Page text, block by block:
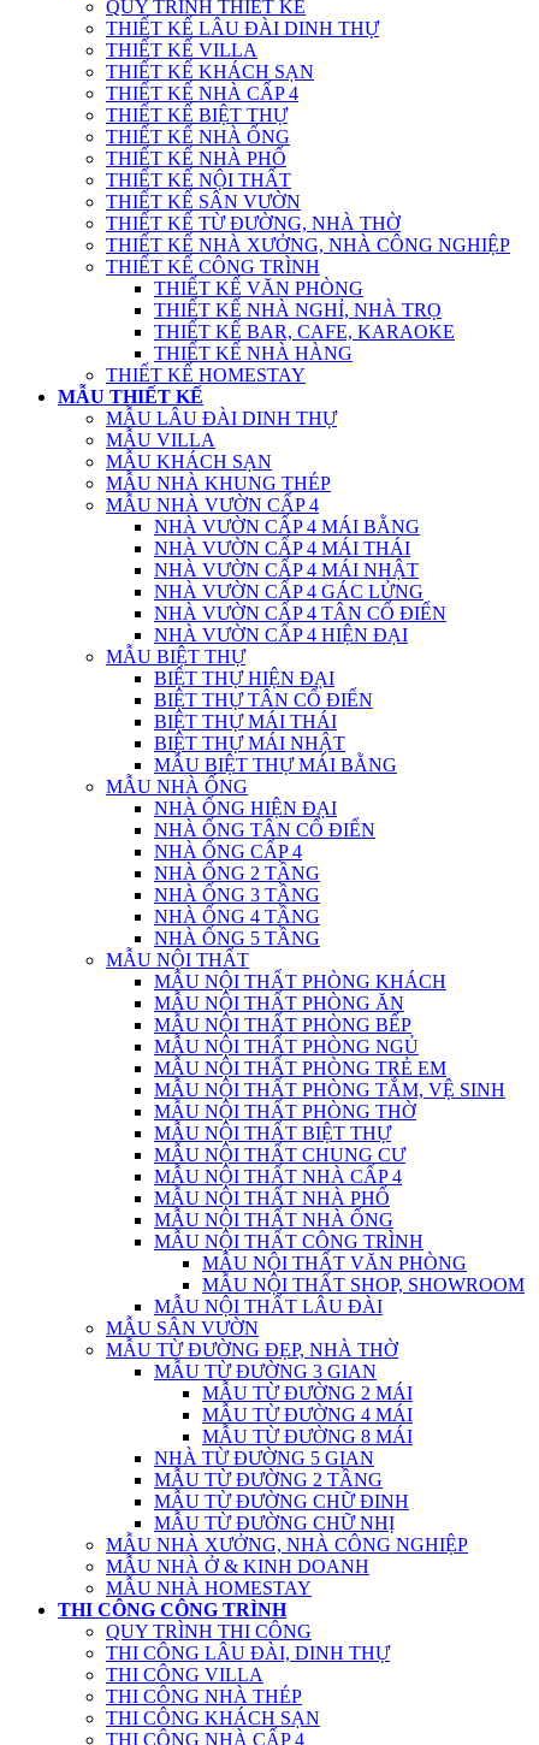
QUY TRÌNH THIẾT KẾ
THIẾT KẾ LÂU ĐÀI DINH THỰ
THIẾT KẾ VILLA
THIẾT KẾ KHÁCH SẠN
THIẾT KẾ NHÀ CẤP 4
THIẾT KẾ BIỆT THỰ
THIẾT KẾ NHÀ ỐNG
THIẾT KẾ NHÀ PHỐ
THIẾT KẾ NỘI THẤT
THIẾT KẾ SÂN VƯỜN
THIẾT KẾ TỪ ĐƯỜNG, NHÀ THỜ
THIẾT KẾ NHÀ XƯỞNG, NHÀ CÔNG NGHIỆP
THIẾT KẾ CÔNG TRÌNH
THIẾT KẾ VĂN PHÒNG
THIẾT KẾ NHÀ NGHỈ, NHÀ TRỌ
THIẾT KẾ BAR, CAFE, KARAOKE
THIẾT KẾ NHÀ HÀNG
THIẾT KẾ HOMESTAY
MẪU THIẾT KẾ
MẪU LÂU ĐÀI DINH THỰ
MẪU VILLA
MẪU KHÁCH SẠN
MẪU NHÀ KHUNG THÉP
MẪU NHÀ VƯỜN CẤP 4
NHÀ VƯỜN CẤP 4 MÁI BẰNG
NHÀ VƯỜN CẤP 4 MÁI THÁI
NHÀ VƯỜN CẤP 4 MÁI NHẬT
NHÀ VƯỜN CẤP 4 GÁC LỬNG
NHÀ VƯỜN CẤP 4 TÂN CỔ ĐIỂN
NHÀ VƯỜN CẤP 4 HIỆN ĐẠI
MẪU BIỆT THỰ
BIỆT THỰ HIỆN ĐẠI
BIỆT THỰ TÂN CỔ ĐIỂN
BIỆT THỰ MÁI THÁI
BIỆT THỰ MÁI NHẬT
MẪU BIỆT THỰ MÁI BẰNG
MẪU NHÀ ỐNG
NHÀ ỐNG HIỆN ĐẠI
NHÀ ỐNG TÂN CỔ ĐIỂN
NHÀ ỐNG CẤP 4
NHÀ ỐNG 2 TẦNG
NHÀ ỐNG 3 TẦNG
NHÀ ỐNG 4 TẦNG
NHÀ ỐNG 5 TẦNG
MẪU NỘI THẤT
MẪU NỘI THẤT PHÒNG KHÁCH
MẪU NỘI THẤT PHÒNG ĂN
MẪU NỘI THẤT PHÒNG BẾP
MẪU NỘI THẤT PHÒNG NGỦ
MẪU NỘI THẤT PHÒNG TRẺ EM
MẪU NỘI THẤT PHÒNG TẮM, VỆ SINH
MẪU NỘI THẤT PHÒNG THỜ
MẪU NỘI THẤT BIỆT THỰ
MẪU NỘI THẤT CHUNG CƯ
MẪU NỘI THẤT NHÀ CẤP 4
MẪU NỘI THẤT NHÀ PHỐ
MẪU NỘI THẤT NHÀ ỐNG
MẪU NỘI THẤT CÔNG TRÌNH
MẪU NỘI THẤT VĂN PHÒNG
MẪU NỘI THẤT SHOP, SHOWROOM
MẪU NỘI THẤT LÂU ĐÀI
MẪU SÂN VƯỜN
MẪU TỪ ĐƯỜNG ĐẸP, NHÀ THỜ
MẪU TỪ ĐƯỜNG 3 GIAN
MẪU TỪ ĐƯỜNG 2 MÁI
MẪU TỪ ĐƯỜNG 4 MÁI
MẪU TỪ ĐƯỜNG 8 MÁI
NHÀ TỪ ĐƯỜNG 5 GIAN
MẪU TỪ ĐƯỜNG 2 TẦNG
MẪU TỪ ĐƯỜNG CHỮ ĐINH
MẪU TỪ ĐƯỜNG CHỮ NHỊ
MẪU NHÀ XƯỞNG, NHÀ CÔNG NGHIỆP
MẪU NHÀ Ở & KINH DOANH
MẪU NHÀ HOMESTAY
THI CÔNG CÔNG TRÌNH
QUY TRÌNH THI CÔNG
THI CÔNG LÂU ĐÀI, DINH THỰ
THI CÔNG VILLA
THI CÔNG NHÀ THÉP
THI CÔNG KHÁCH SẠN
THI CÔNG NHÀ CẤP 4